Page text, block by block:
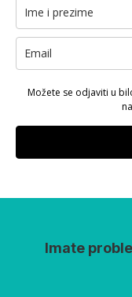
Možete se odjaviti u
Imate